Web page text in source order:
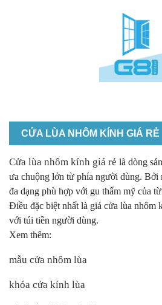
CỬA LÙA NHÔM KÍNH GIÁ RẺ
Cửa lùa nhôm kính giá rẻ là dòng
ưa chuộng lớn từ phía người dùng. Bởi
đa dạng phù hợp với gu thẩm mỹ của
Điều đặc biệt nhất là giá cửa lùa nhôm
với túi tiền người dùng.
Xem thêm:
mẫu cửa nhôm lùa
khóa cửa kính lùa